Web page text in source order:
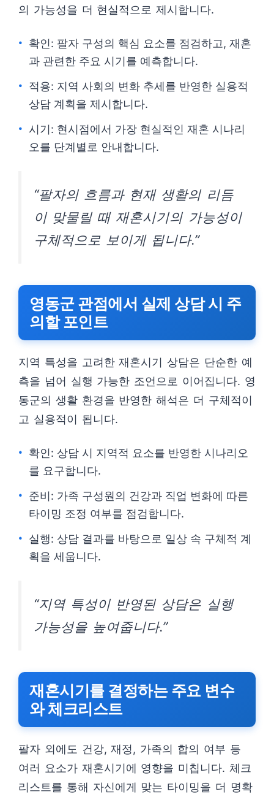
의 가능성을 더 현실적으로 제시합니다.
확인: 팔자 구성의 핵심 요소를 점검하고, 재혼
과 관련한 주요 시기를 예측합니다.
적용: 지역 사회의 변화 추세를 반영한 실용적
상담 계획을 제시합니다.
시기: 현시점에서 가장 현실적인 재혼 시나리
오를 단계별로 안내합니다.
“팔자의 흐름과 현재 생활의 리듬
이 맞물릴 때 재혼시기의 가능성이
구체적으로 보이게 됩니다.”
영동군 관점에서 실제 상담 시 주
의할 포인트
지역 특성을 고려한 재혼시기 상담은 단순한 예
측을 넘어 실행 가능한 조언으로 이어집니다. 영
동군의 생활 환경을 반영한 해석은 더 구체적이
고 실용적이 됩니다.
확인: 상담 시 지역적 요소를 반영한 시나리오
를 요구합니다.
준비: 가족 구성원의 건강과 직업 변화에 따른
타이밍 조정 여부를 점검합니다.
실행: 상담 결과를 바탕으로 일상 속 구체적 계
획을 세웁니다.
“지역 특성이 반영된 상담은 실행
가능성을 높여줍니다.”
재혼시기를 결정하는 주요 변수
와 체크리스트
팔자 외에도 건강, 재정, 가족의 합의 여부 등
여러 요소가 재혼시기에 영향을 미칩니다. 체크
리스트를 통해 자신에게 맞는 타이밍을 더 명확